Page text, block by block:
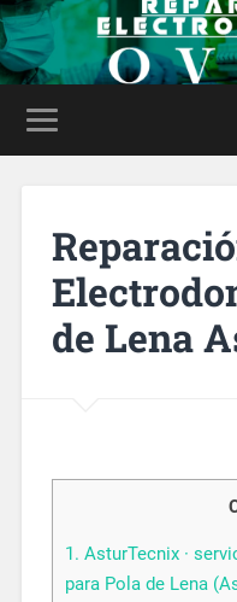
de Lena
1. AsturTecnix ·
para Pola de Lena